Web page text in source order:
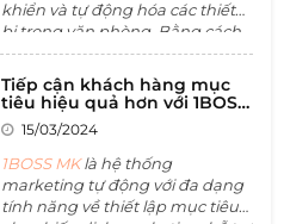
khiển và tự động hóa các thiết
bị trong văn phòng. Bằng cách
cung cấp dữ liệu để phân tích,
cải tiến và tối ưu hóa không
gian làm việc mang lại không
gian làm việc hiệu quả nhất.
Nhờ đó hệ thống này góp phần
cải thiện hiệu suất làm việc của
nhân sự và tăng năng lực cạnh
tranh của tổ chức.
Tiếp cận khách hàng mục
tiêu hiệu quả hơn với 1BOSS
MK15/03/2024
1BOSS MKlà hệ thống
marketing tự động với đa dạng
tính năng về thiết lập mục tiêu